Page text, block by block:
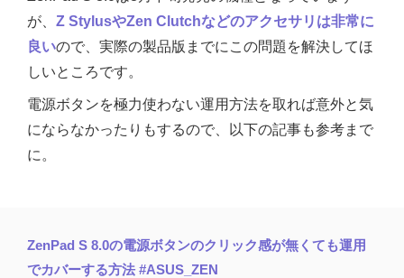
が、 Z StylusやZen Clutchなどのアクセサリは非常に
良いので、実際の製品版までにこの問題を解決してほ
しいところです。
電源ボタンを極力使わない運用方法を取れば意外と気
にならなかったりもするので、以下の記事も参考まで
に。
ZenPad S 8.0の電源ボタンのクリック感が無くても運用
でカバーする方法 #ASUS_ZEN